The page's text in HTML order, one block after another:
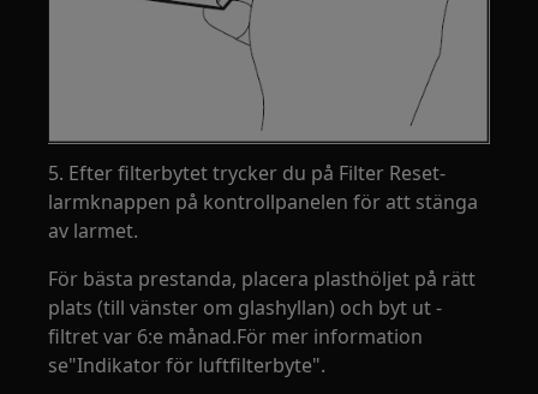
5. Efter filterbytet trycker du på Filter Reset-
larmknappen på kontrollpanelen för att stänga
av larmet.
För bästa prestanda, placera plasthöljet på rätt
plats (till vänster om glashyllan) och byt ut -
filtret var 6:e månad.För mer information
se"Indikator för luftfilterbyte".